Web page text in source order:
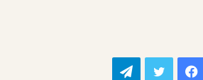
فيسبوك تويتر تيلقرام